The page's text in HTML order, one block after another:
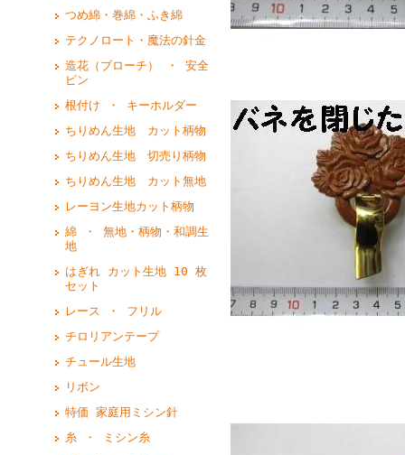
つめ綿・巻綿・ふき綿
テクノロート・魔法の針金
造花（ブローチ） ・ 安全
ピン
根付け ・ キーホルダー
ちりめん生地 カット柄物
ちりめん生地 切売り柄物
ちりめん生地 カット無地
レーヨン生地カット柄物
綿 ・ 無地・柄物・和調生
地
はぎれ カット生地 10 枚
セット
レース ・ フリル
チロリアンテープ
チュール生地
リボン
特価 家庭用ミシン針
糸 ・ ミシン糸